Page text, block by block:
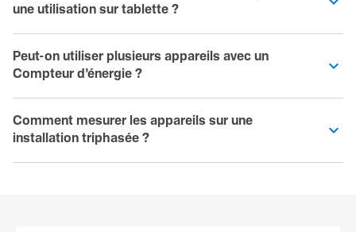
une utilisation sur tablette ?
Peut-on utiliser plusieurs appareils avec un
Compteur d’énergie ?
Comment mesurer les appareils sur une
installation triphasée ?